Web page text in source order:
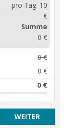
pro Tag: 10
€
Summe
0 €
0 €
0 €
0 €